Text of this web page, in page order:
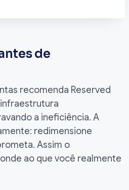
de
recomenda Reserved
a ineficiência. A
redimensione
Assim o
ao que você realmente